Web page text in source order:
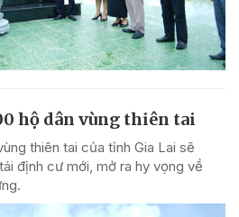
hộ dân vùng thiên tai
thiên tai của tỉnh Gia Lai sẽ
định cư mới, mở ra hy vọng về